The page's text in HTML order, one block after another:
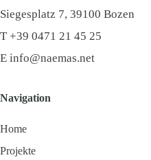
Siegesplatz 7, 39100 Bozen
​T +39 0471 21 45 25
E info@naemas.net
Navigation
Home
Projekte